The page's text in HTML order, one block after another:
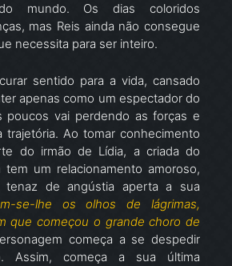
do mundo. Os dias coloridos
mas Reis ainda não consegue
necessita para ser inteiro.
sentido para a vida, cansado
apenas como um espectador do
poucos vai perdendo as forças e
trajetória. Ao tomar conhecimento
do irmão de Lídia, a criada do
um relacionamento amoroso,
de angústia aperta a sua
se-lhe os olhos de lágrimas,
que começou o grande choro de
começa a se despedir
Assim, começa a sua última